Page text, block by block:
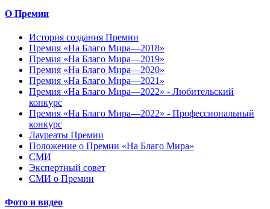
О Премии
История создания Премии
Премия «На Благо Мира—2018»
Премия «На Благо Мира—2019»
Премия «На Благо Мира—2020»
Премия «На Благо Мира—2021»
Премия «На Благо Мира—2022» - Любительский
конкурс
Премия «На Благо Мира—2022» - Профессиональный
конкурс
Лауреаты Премии
Положение о Премии «На Благо Мира»
СМИ
Экспертный совет
СМИ о Премии
Фото и видео